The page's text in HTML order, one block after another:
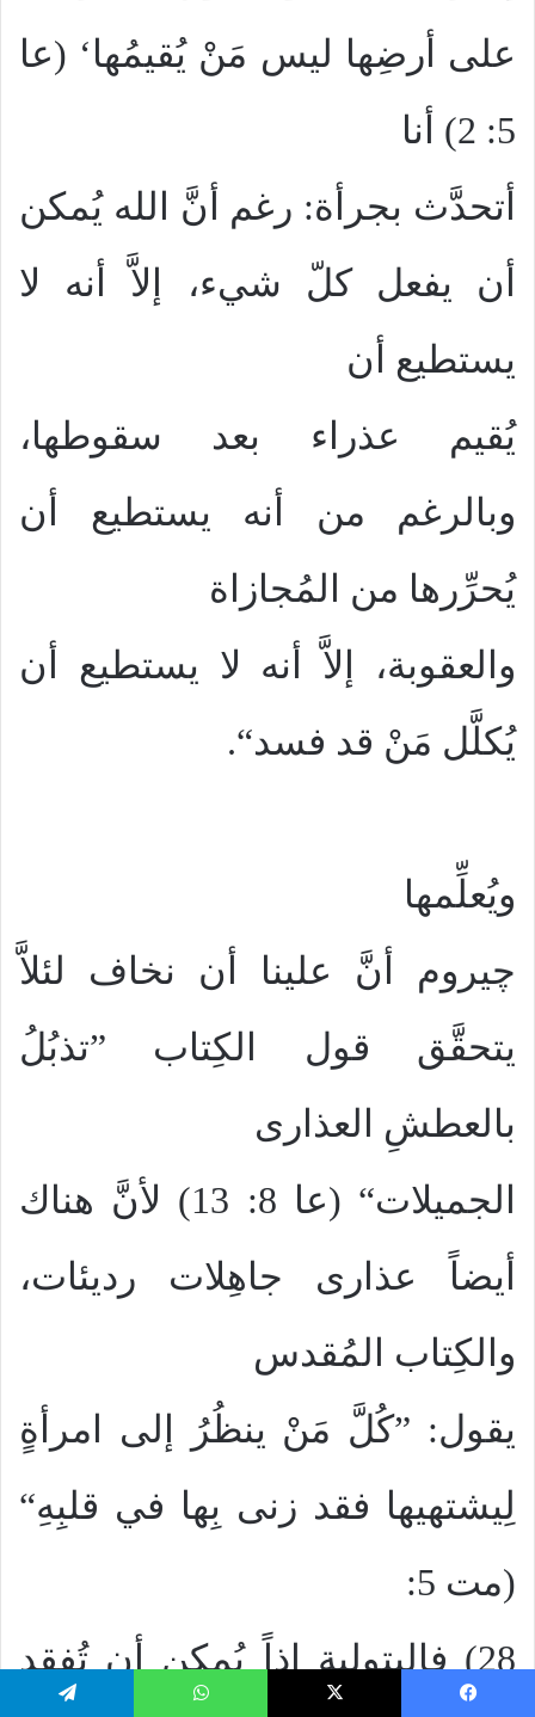
على أرضِها ليس مَنْ يُقيمُها‘ (عا
5: 2) أنا
أتحدَّث بجرأة: رغم أنَّ الله يُمكن
أن يفعل كلّ شيء، إلاَّ أنه لا
يستطيع أن
يُقيم عذراء بعد سقوطها،
وبالرغم من أنه يستطيع أن
يُحرِّرها من المُجازاة
والعقوبة، إلاَّ أنه لا يستطيع أن
يُكلَّل مَنْ قد فسد“.
ويُعلِّمها
چيروم أنَّ علينا أن نخاف لئلاَّ
يتحقَّق قول الكِتاب ”تذبُلُ
بالعطشِ العذارى
الجميلات“ (عا 8: 13) لأنَّ هناك
أيضاً عذارى جاهِلات رديئات،
والكِتاب المُقدس
يقول: ”كُلَّ مَنْ ينظُرُ إلى امرأةٍ
لِيشتهيها فقد زنى بِها في قلبِهِ“
(مت 5:
28) فالبتولية إذاً يُمكن أن تُفقد